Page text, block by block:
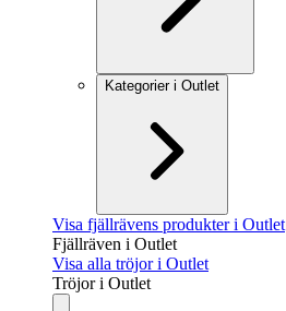
Kategorier i Outlet
Visa fjällrävens produkter i Outlet
Fjällräven i Outlet
Visa alla tröjor i Outlet
Tröjor i Outlet